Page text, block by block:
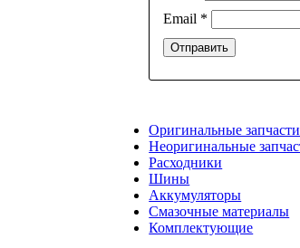
Email *
Оригинальные запчасти
Неоригинальные
Расходники
Шины
Аккумуляторы
Смазочные материалы
Комплектующие